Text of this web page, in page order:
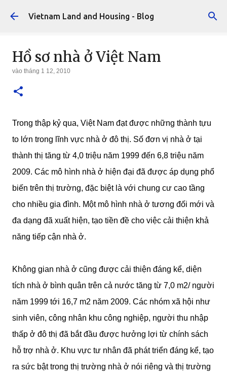
Chuyển đến nội dung chính
Vietnam Land and Housing - Blog
Hồ sơ nhà ở Việt Nam
vào tháng 1 12, 2010
Trong thập kỷ qua, Việt Nam đạt được những thành tựu
to lớn trong lĩnh vực nhà ở đô thị. Số đơn vị nhà ở tại
thành thị tăng từ 4,0 triệu năm 1999 đến 6,8 triệu năm
2009. Các mô hình nhà ở hiện đại đã được áp dụng phổ
biến trên thị trường, đặc biệt là với chung cư cao tầng
cho nhiều gia đình. Một mô hình nhà ở tương đối mới và
đa dạng đã xuất hiện, tạo tiền đề cho việc cải thiện khả
năng tiếp cận nhà ở.
Không gian nhà ở cũng được cải thiện đáng kể, diện
tích nhà ở bình quân trên cả nước tăng từ 7,0 m2/ người
năm 1999 tới 16,7 m2 năm 2009. Các nhóm xã hội như
sinh viên, công nhân khu công nghiệp, người thu nhập
thấp ở đô thị đã bắt đầu được hưởng lợi từ chính sách
hỗ trợ nhà ở. Khu vực tư nhân đã phát triển đáng kể, tạo
ra sức bật trong thị trường nhà ở nói riêng và thị trường